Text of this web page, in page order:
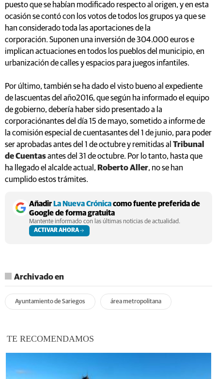
puesto que se habían modificado respecto al origen, y en esta
ocasión se contó con los votos de todos los grupos ya que se
han considerado toda las aportaciones de la
corporación. Suponen una inversión de 304.000 euros e
implican actuaciones en todos los pueblos del municipio, en
urbanización de calles y espacios para juegos infantiles.
Por último, también se ha dado el visto bueno al expediente
de lascuentas del año2016, que según ha informado el equipo
de gobierno, debería haber sido presentado a la
corporaciónantes del día 15 de mayo, sometido a informe de
la comisión especial de cuentasantes del 1 de junio, para poder
ser aprobadas antes del 1 de octubre y remitidas al Tribunal
de Cuentasantes del 31 de octubre. Por lo tanto, hasta que
ha llegado el alcalde actual, Roberto Aller, no se han
cumplido estos trámites.
Añadir La Nueva Crónicacomo fuente preferida de
Google de forma gratuita
Mantente informado con las últimas noticias de actualidad.
ACTIVAR AHORA
Archivado en
Ayuntamiento de Sariegos área metropolitana
TE RECOMENDAMOS